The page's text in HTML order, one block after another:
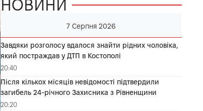
НОВИНИ
7 Серпня 2026
Завдяки розголосу вдалося знайти рідних чоловіка,
який постраждав у ДТП в Костополі
20:40
Після кількох місяців невідомості підтвердили
загибель 24-річного Захисника з Рівненщини
20:20